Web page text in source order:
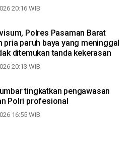
20:16 WIB
Polres Pasaman Barat
pria paruh baya yang meninggal
ditemukan tanda kekerasan
20:13 WIB
tingkatkan pengawasan
Polri profesional
16:55 WIB